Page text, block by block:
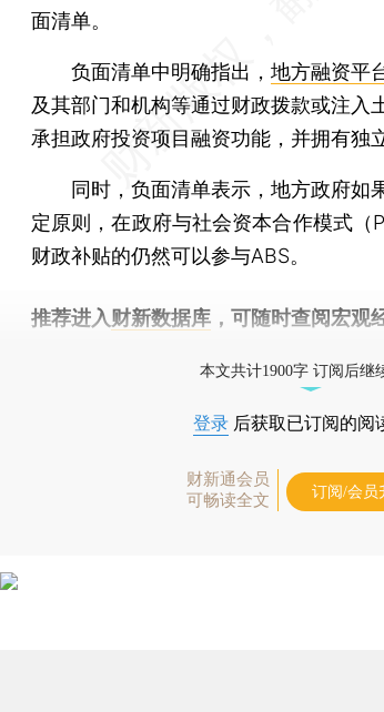
面清单。
负面清单中明确指出， 地方融资平
及其部门和机构等通过财政拨款或注入
承担政府投资项目融资功能，并拥有独
同时，负面清单表示，地方政府如
定原则，在政府与社会资本合作模式（
财政补贴的仍然可以参与ABS。
推荐进入财新数据库 ，可随时查阅宏观
本文共计1900字 订阅后继
登录 后获取已订阅的阅
财新通会员
可畅读全文
订阅/会员